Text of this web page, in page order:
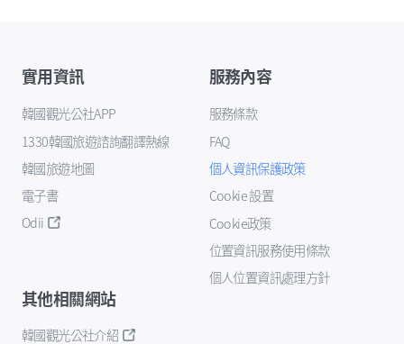
實用資訊
韓國觀光公社APP
1330韓國旅遊諮詢翻譯熱線
韓國旅遊地圖
電子書
Odii
服務內容
服務條款
FAQ
個人資訊保護政策
Cookie 設置
Cookie政策
位置資訊服務使用條款
個人位置資訊處理方針
其他相關網站
韓國觀光公社介紹